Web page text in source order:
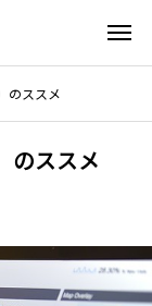
のススメ
のススメ